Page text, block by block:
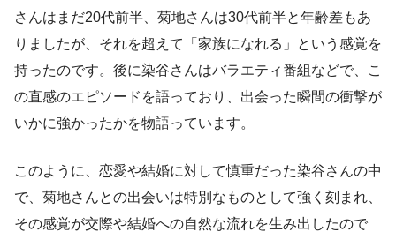
さんはまだ20代前半、菊地さんは30代前半と年齢差もあ
りましたが、それを超えて「家族になれる」という感覚を
持ったのです。後に染谷さんはバラエティ番組などで、こ
の直感のエピソードを語っており、出会った瞬間の衝撃が
いかに強かったかを物語っています。
このように、恋愛や結婚に対して慎重だった染谷さんの中
で、菊地さんとの出会いは特別なものとして強く刻まれ、
その感覚が交際や結婚への自然な流れを生み出したので